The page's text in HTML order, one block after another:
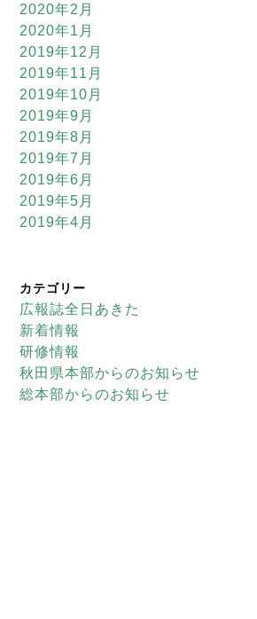
2020年2月
2020年1月
2019年12月
2019年11月
2019年10月
2019年9月
2019年8月
2019年7月
2019年6月
2019年5月
2019年4月
カテゴリー
広報誌全日あきた
新着情報
研修情報
秋田県本部からのお知らせ
総本部からのお知らせ